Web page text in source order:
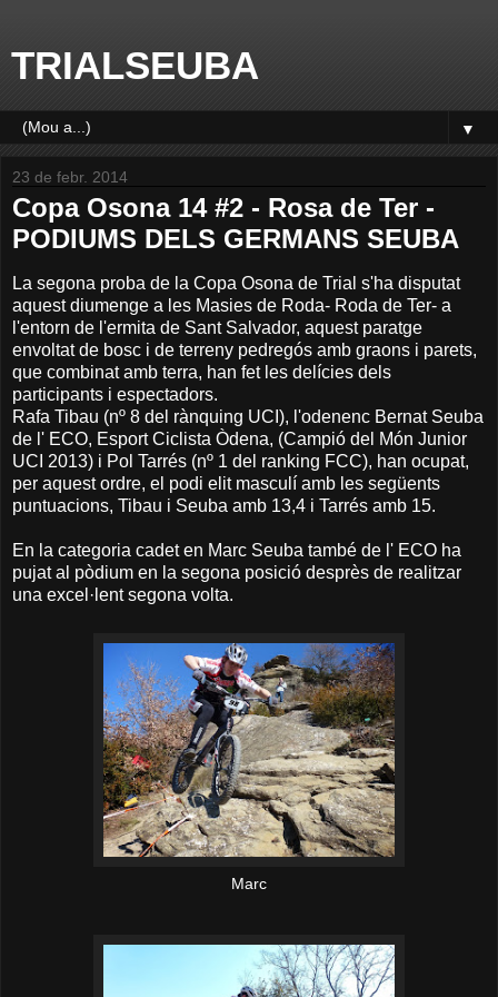
TRIALSEUBA
▼
23 de febr. 2014
Copa Osona 14 #2 - Rosa de Ter -
PODIUMS DELS GERMANS SEUBA
La segona proba de la Copa Osona de Trial s'ha disputat
aquest diumenge a les Masies de Roda- Roda de Ter- a
l'entorn de l'ermita de Sant Salvador, aquest paratge
envoltat de bosc i de terreny pedregós amb graons i parets,
que combinat amb terra, han fet les delícies dels
participants i espectadors.
Rafa Tibau (nº 8 del rànquing UCI), l'odenenc Bernat Seuba
de l' ECO, Esport Ciclista Òdena, (Campió del Món Junior
UCI 2013) i Pol Tarrés (nº 1 del ranking FCC), han ocupat,
per aquest ordre, el podi elit masculí amb les següents
puntuacions, Tibau i Seuba amb 13,4 i Tarrés amb 15.
En la categoria cadet en Marc Seuba també de l' ECO ha
pujat al pòdium en la segona posició desprès de realitzar
una excel·lent segona volta.
Marc